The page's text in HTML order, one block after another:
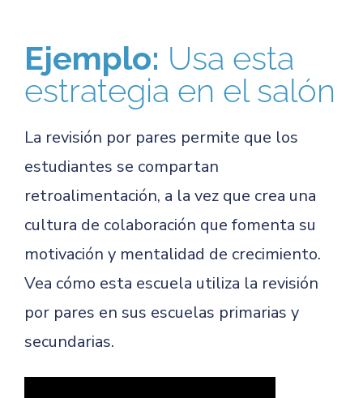
Ejemplo: Usa esta
estrategia en el salón
La revisión por pares permite que los
estudiantes se compartan
retroalimentación, a la vez que crea una
cultura de colaboración que fomenta su
motivación y mentalidad de crecimiento.
Vea cómo esta escuela utiliza la revisión
por pares en sus escuelas primarias y
secundarias.